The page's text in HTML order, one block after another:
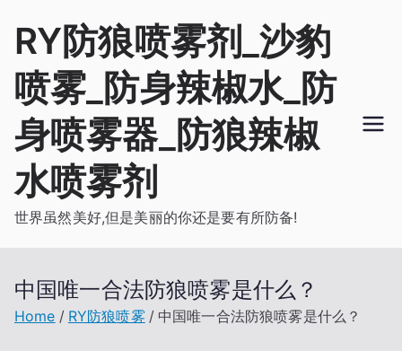
RY防狼喷雾剂_沙豹
喷雾_防身辣椒水_防
身喷雾器_防狼辣椒
水喷雾剂
世界虽然美好,但是美丽的你还是要有所防备!
中国唯一合法防狼喷雾是什么？
Home RY防狼喷雾 中国唯一合法防狼喷雾是什么？